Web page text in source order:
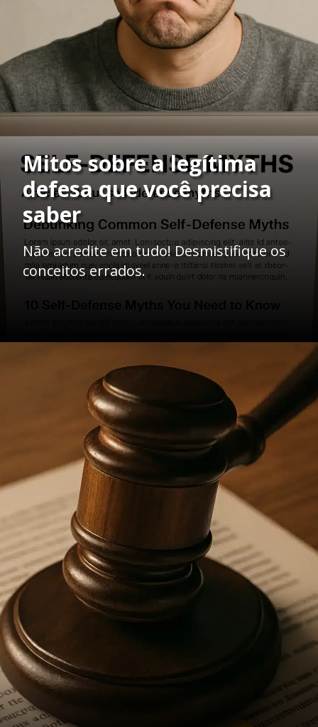
Mitos sobre a legítima
defesa que você precisa
saber
Não acredite em tudo! Desmistifique os
conceitos errados.